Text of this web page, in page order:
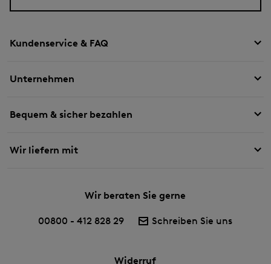
Kundenservice & FAQ
Unternehmen
Bequem & sicher bezahlen
Wir liefern mit
Wir beraten Sie gerne
00800 - 412 828 29 Schreiben Sie uns
Widerruf